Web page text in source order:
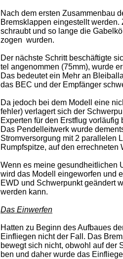
Nach dem ersten Zusammenbau
Bremsklappen eingestellt
schraubt und so lange die
zogen wurden.
Der nächste Schritt beschäftigte
tel angenommen (75mm), wurde
Das bedeutet ein Mehr an
das BEC und der Empfänger
Da jedoch bei dem Modell eine
fehler) verlagert sich der
Experten für den Erstflug vorläufig
Das Pendelleitwerk wurde
Stromversorgung mit 2 parallelen
Rumpfspitze, auf den errechneten
Wenn es meine gesundheitlichen
wird das Modell eingeworfen und
EWD und Schwerpunkt geändert
werden kann.
Das Einwerfen
Hatten zu Beginn des Aufbaues
Einfliegen nicht der Fall. Das
bewegt sich nicht, obwohl auf der
ben und daher wurde das